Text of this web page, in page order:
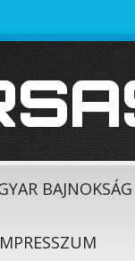
BAJNOKSÁG